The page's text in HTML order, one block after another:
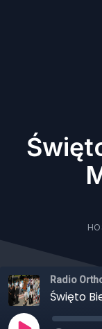
Radio
Święto